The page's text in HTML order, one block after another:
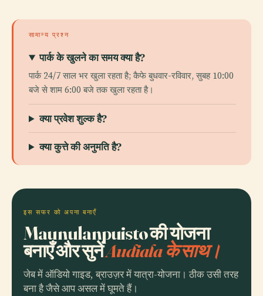
सामान्य प्रश्न
पार्क के खुलने का समय क्या है?
पार्क 24/7 साल भर खुला रहता है; कैफे बुधवार-रविवार, सुबह 10:00
बजे से शाम 6:00 बजे तक खुला रहता है।
क्या प्रवेश शुल्क है?
क्या कुत्ते की अनुमति है?
इस सफर को अपना बनाएँ
Maunulanpuisto की योजना
बनाएँ और सुनेंAudiala के साथ।
जेब में ऑडियो गाइड, ब्राउज़र में यात्रा-योजना। ठीक उसी तरह
बना है जैसे आप असल में घूमते हैं।